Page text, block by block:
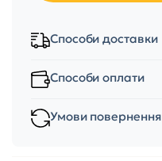
Способи доставки
Способи оплати
Умови повернення